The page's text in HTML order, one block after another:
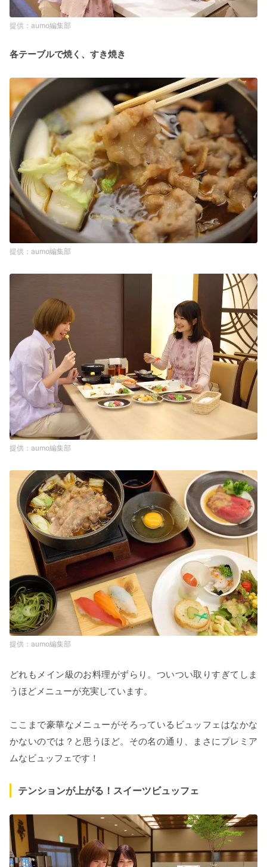
aumo編集部
各テーブルで焼く、すき焼き
aumo編集部
aumo編集部
aumo編集部
どれもメイン級のお料理がずらり。ついつい取りすぎてしま
うほどメニューが充実しています。
ここまで豪華なメニューがそろっているビュッフェはなかな
かないのでは？と思うほど。その名の通り、まさにプレミア
ムなビュッフェです！
テンションが上がる！スイーツビュッフェ